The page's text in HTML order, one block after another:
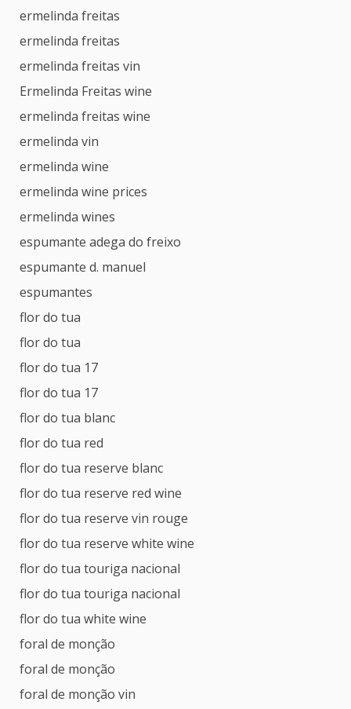
ermelinda freitas
ermelinda freitas
ermelinda freitas vin
Ermelinda Freitas wine
ermelinda freitas wine
ermelinda vin
ermelinda wine
ermelinda wine prices
ermelinda wines
espumante adega do freixo
espumante d. manuel
espumantes
flor do tua
flor do tua
flor do tua 17
flor do tua 17
flor do tua blanc
flor do tua red
flor do tua reserve blanc
flor do tua reserve red wine
flor do tua reserve vin rouge
flor do tua reserve white wine
flor do tua touriga nacional
flor do tua touriga nacional
flor do tua white wine
foral de monção
foral de monção
foral de monção vin